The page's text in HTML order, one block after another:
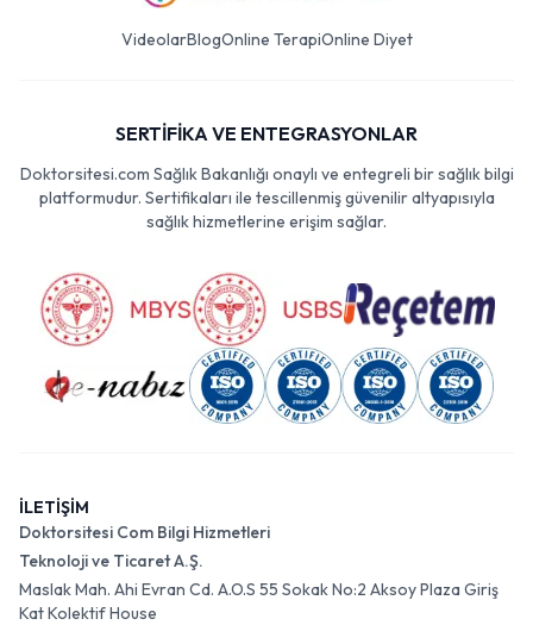
VideolarBlogOnline TerapiOnline Diyet
SERTİFİKA VE ENTEGRASYONLAR
Doktorsitesi.com Sağlık Bakanlığı onaylı ve entegreli bir sağlık bilgi
platformudur. Sertifikaları ile tescillenmiş güvenilir altyapısıyla
sağlık hizmetlerine erişim sağlar.
İLETİŞİM
Doktorsitesi Com Bilgi Hizmetleri
Teknoloji ve Ticaret A.Ş.
Maslak Mah. Ahi Evran Cd. A.O.S 55 Sokak No:2 Aksoy Plaza Giriş
Kat Kolektif House